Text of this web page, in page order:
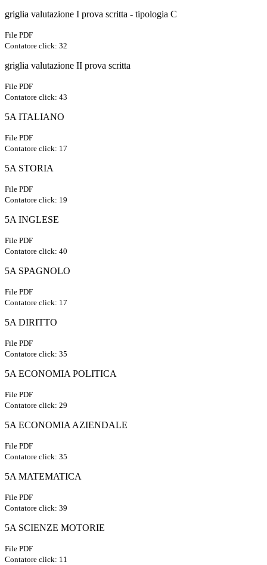
griglia valutazione I prova scritta - tipologia C
File PDF
Contatore click: 32
griglia valutazione II prova scritta
File PDF
Contatore click: 43
5A ITALIANO
File PDF
Contatore click: 17
5A STORIA
File PDF
Contatore click: 19
5A INGLESE
File PDF
Contatore click: 40
5A SPAGNOLO
File PDF
Contatore click: 17
5A DIRITTO
File PDF
Contatore click: 35
5A ECONOMIA POLITICA
File PDF
Contatore click: 29
5A ECONOMIA AZIENDALE
File PDF
Contatore click: 35
5A MATEMATICA
File PDF
Contatore click: 39
5A SCIENZE MOTORIE
File PDF
Contatore click: 11